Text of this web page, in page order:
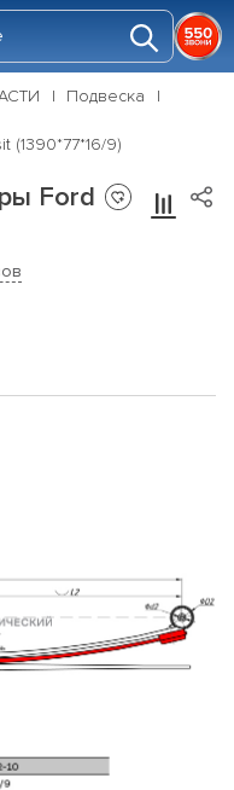
Подвеска
(1390*77*16/9)
Ford